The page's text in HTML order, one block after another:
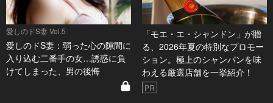
愛しのドS妻 Vol.5
愛しのドS妻：弱った心の隙間に
入り込む二番手の女…誘惑に負
けてしまった、男の後悔
「モエ・エ・シャンドン」が贈
る、2026年夏の特別なプロモー
ション。極上のシャンパンを味
わえる厳選店舗を一挙紹介！
PR